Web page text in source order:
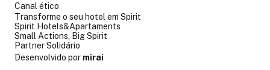
Canal ético
Transforme o seu hotel em Spirit
Spirit Hotels&Apartaments
Small Actions, Big Spirit
Partner Solidário
Desenvolvido por mirai